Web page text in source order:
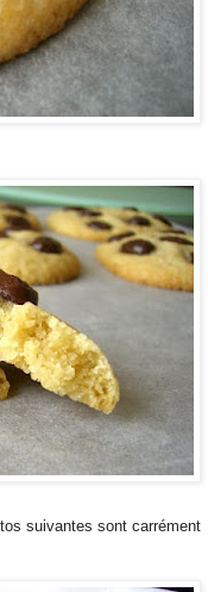
suivantes sont carrément